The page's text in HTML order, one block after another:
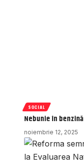
SOCIAL
Nebunie în
noiembrie 12, 2025